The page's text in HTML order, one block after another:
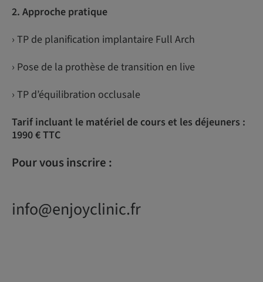
2. Approche pratique
› TP de planification implantaire Full Arch
› Pose de la prothèse de transition en live
› TP d’équilibration occlusale
Tarif incluant le matériel de cours et les déjeuners :
1990 € TTC
Pour vous inscrire :
info@enjoyclinic.fr